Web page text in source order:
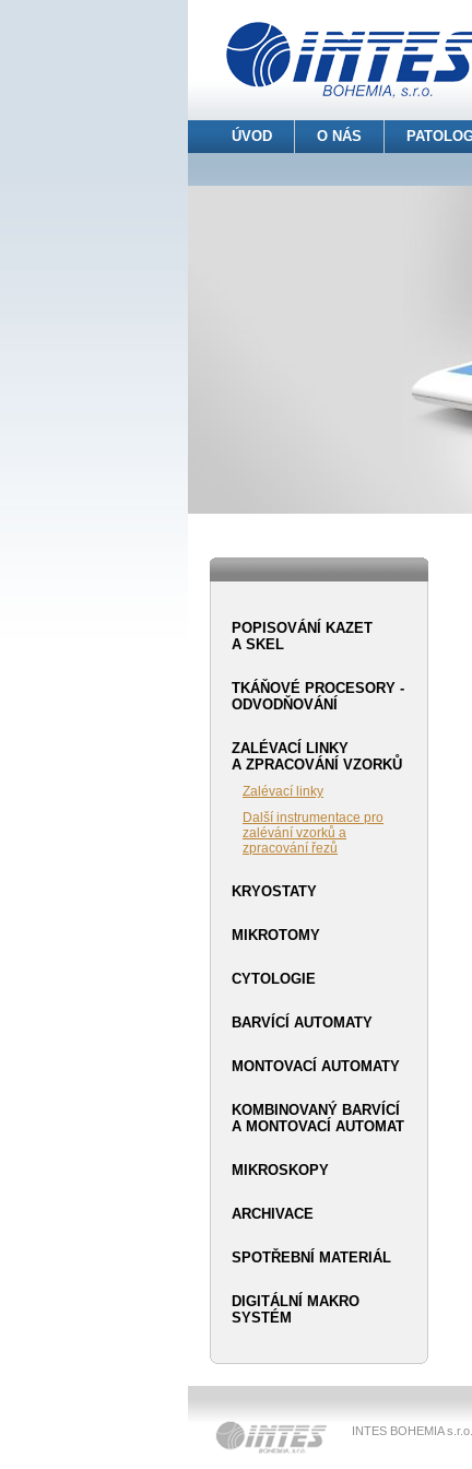
ÚVOD O NÁS
POPISOVÁNÍ KAZET
A SKEL
TKÁŇOVÉ PROCESORY -
ODVODŇOVÁNÍ
ZALÉVACÍ LINKY
A ZPRACOVÁNÍ VZORKŮ
Zalévací linky
Další instrumentace pro
zalévání vzorků a
zpracování řezů
KRYOSTATY
MIKROTOMY
CYTOLOGIE
BARVÍCÍ AUTOMATY
MONTOVACÍ AUTOMATY
KOMBINOVANÝ BARVÍCÍ
A MONTOVACÍ AUTOMAT
MIKROSKOPY
ARCHIVACE
SPOTŘEBNÍ MATERIÁL
DIGITÁLNÍ MAKRO
SYSTÉM
INTES BOHEMIA